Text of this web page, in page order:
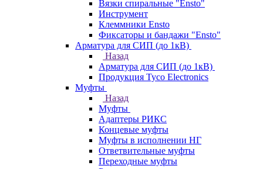
Вязки спиральные "Ensto"
Инструмент
Клеммники Ensto
Фиксаторы и бандажи "Ensto"
Арматура для СИП (до 1кВ)
Назад
Арматура для СИП (до 1кВ)
Продукция Tyco Electronics
Муфты
Назад
Муфты
Адаптеры РИКС
Концевые муфты
Муфты в исполнении НГ
Ответвительные муфты
Переходные муфты